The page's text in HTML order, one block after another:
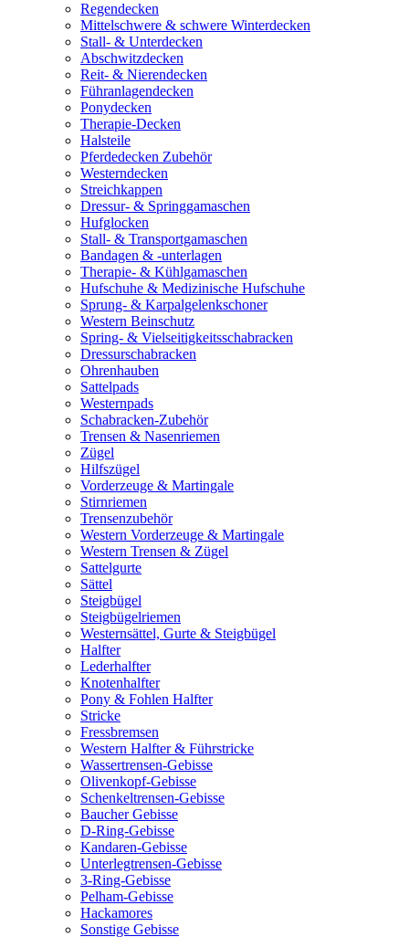
Regendecken
Mittelschwere & schwere Winterdecken
Stall- & Unterdecken
Abschwitzdecken
Reit- & Nierendecken
Führanlagendecken
Ponydecken
Therapie-Decken
Halsteile
Pferdedecken Zubehör
Westerndecken
Streichkappen
Dressur- & Springgamaschen
Hufglocken
Stall- & Transportgamaschen
Bandagen & -unterlagen
Therapie- & Kühlgamaschen
Hufschuhe & Medizinische Hufschuhe
Sprung- & Karpalgelenkschoner
Western Beinschutz
Spring- & Vielseitigkeitsschabracken
Dressurschabracken
Ohrenhauben
Sattelpads
Westernpads
Schabracken-Zubehör
Trensen & Nasenriemen
Zügel
Hilfszügel
Vorderzeuge & Martingale
Stirnriemen
Trensenzubehör
Western Vorderzeuge & Martingale
Western Trensen & Zügel
Sattelgurte
Sättel
Steigbügel
Steigbügelriemen
Westernsättel, Gurte & Steigbügel
Halfter
Lederhalfter
Knotenhalfter
Pony & Fohlen Halfter
Stricke
Fressbremsen
Western Halfter & Führstricke
Wassertrensen-Gebisse
Olivenkopf-Gebisse
Schenkeltrensen-Gebisse
Baucher Gebisse
D-Ring-Gebisse
Kandaren-Gebisse
Unterlegtrensen-Gebisse
3-Ring-Gebisse
Pelham-Gebisse
Hackamores
Sonstige Gebisse